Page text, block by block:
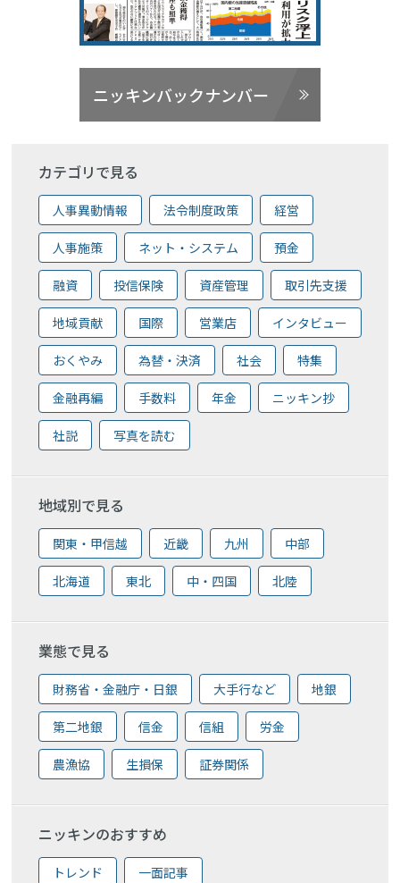
ニッキンバックナンバー
カテゴリで見る
人事異動情報 法令制度政策 経営
人事施策 ネット・システム 預金
融資 投信保険 資産管理 取引先支援
地域貢献 国際 営業店 インタビュー
おくやみ 為替・決済 社会 特集
金融再編 手数料 年金 ニッキン抄
社説 写真を読む
地域別で見る
関東・甲信越 近畿 九州 中部
北海道 東北 中・四国 北陸
業態で見る
財務省・金融庁・日銀 大手行など 地銀
第二地銀 信金 信組 労金
農漁協 生損保 証券関係
ニッキンのおすすめ
トレンド 一面記事